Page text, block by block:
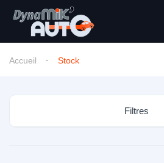
Accueil Stock
Filtres